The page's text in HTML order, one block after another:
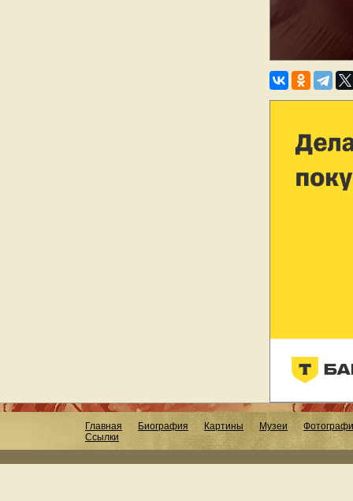
Главная Биография Картины Музеи
Ссылки